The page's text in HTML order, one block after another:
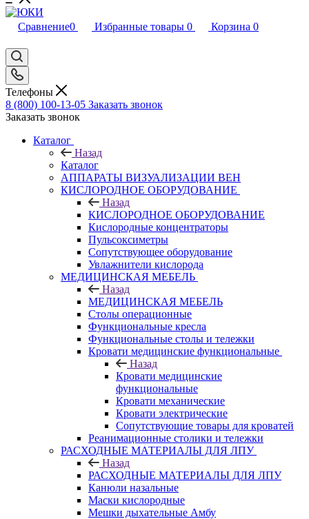
Сравнение0 Избранные товары 0 Корзина 0
Телефоны
8 (800) 100-13-05 Заказать звонок
Заказать звонок
Каталог
Назад
Каталог
АППАРАТЫ ВИЗУАЛИЗАЦИИ ВЕН
КИСЛОРОДНОЕ ОБОРУДОВАНИЕ
Назад
КИСЛОРОДНОЕ ОБОРУДОВАНИЕ
Кислородные концентраторы
Пульсоксиметры
Сопутствующее оборудование
Увлажнители кислорода
МЕДИЦИНСКАЯ МЕБЕЛЬ
Назад
МЕДИЦИНСКАЯ МЕБЕЛЬ
Столы операционные
Функциональные кресла
Функциональные столы и тележки
Кровати медицинские функциональные
Назад
Кровати медицинские
функциональные
Кровати механические
Кровати электрические
Сопутствующие товары для кроватей
Реанимационные столики и тележки
РАСХОДНЫЕ МАТЕРИАЛЫ ДЛЯ ЛПУ
Назад
РАСХОДНЫЕ МАТЕРИАЛЫ ДЛЯ ЛПУ
Канюли назальные
Маски кислородные
Мешки дыхательные Амбу